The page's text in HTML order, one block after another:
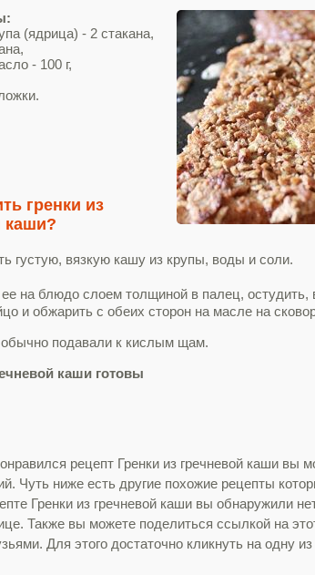
(ядрица) - 2 стакана,
- 100 г,
гренки из
каши?
густую, вязкую кашу из крупы, воды и соли.
на блюдо слоем толщиной в палец, остудить,
и обжарить c обеих сторон на масле на
обычно подавали к кислым щам.
каши готовы
рецепт Гренки из гречневой каши вы
Чуть ниже есть другие похожие рецепты
Гренки из гречневой каши вы обнаружили
Также вы можете поделиться ссылкой на
Для этого достаточно кликнуть на одну